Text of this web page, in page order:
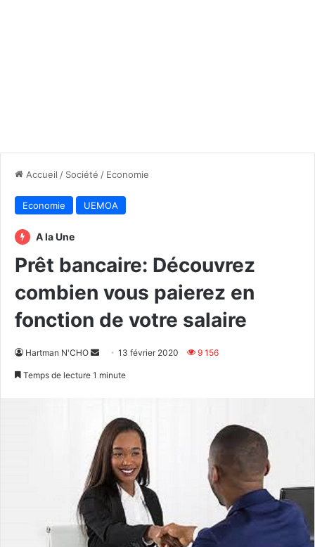
Accueil / Société / Economie
Economie UEMOA
A la Une
Prêt bancaire: Découvrez
combien vous paierez en
fonction de votre salaire
Hartman N'CHO
Envoyer13 février 2020 9 156
Temps de lecture 1 minute